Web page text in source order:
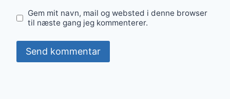
Gem mit navn, mail og websted i denne browser
til næste gang jeg kommenterer.